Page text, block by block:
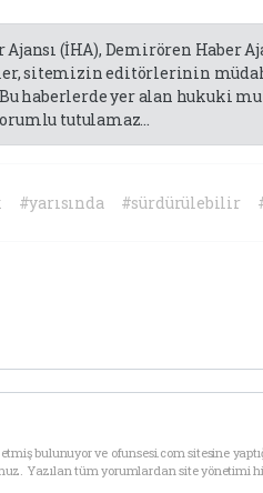
Ajansı (İHA), Demirören Haber
sitemizin editörlerinin
haberlerde yer alan hukuki
tutulamaz...
#yarısında #sürdürülebilir
bulunuyor ve ofunsesi.com sitesine
Yazılan tüm yorumlardan site yönetimi